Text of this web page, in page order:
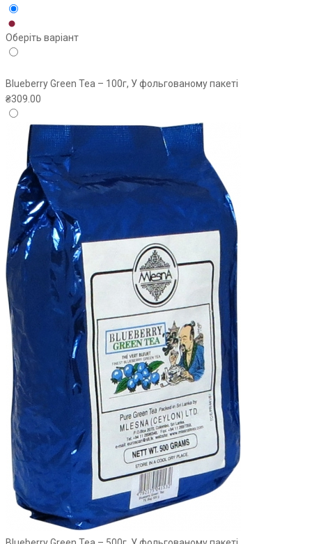
Оберіть варіант
Blueberry Green Tea – 100г, У фольгованому пакеті
₴309.00